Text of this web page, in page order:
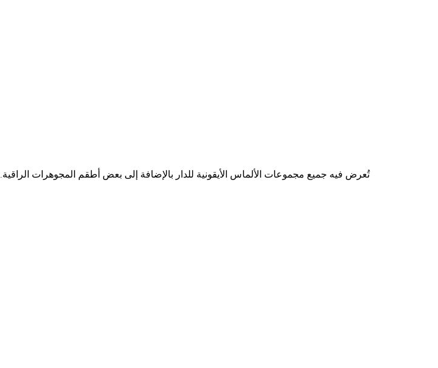
تُعرض فيه جميع مجموعات الألماس الأيقونية للدار بالإضافة إلى بعض أطقم المجوهرات الراقية.